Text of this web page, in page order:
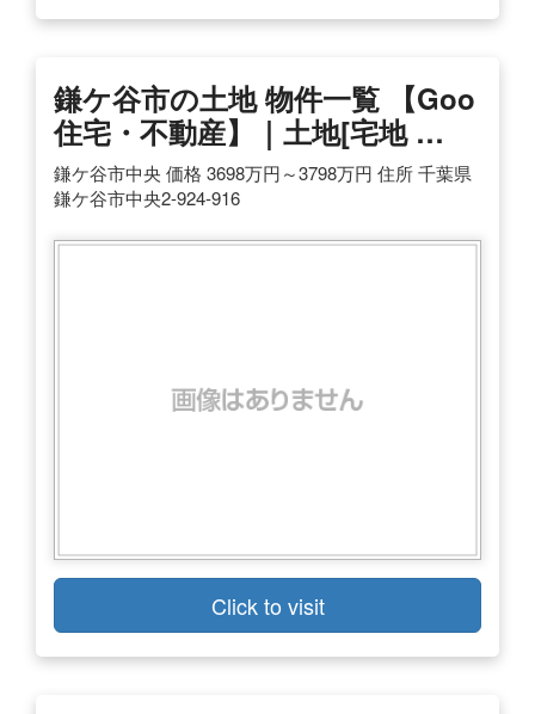
鎌ケ谷市の土地 物件一覧 【goo
住宅・不動産】｜土地[宅地 …
鎌ケ谷市中央 価格 3698万円～3798万円 住所 千葉県
鎌ケ谷市中央2-924‐916
Click to visit